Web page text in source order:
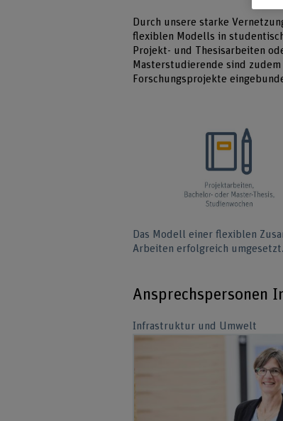
Durch unsere starke
flexiblen Modells in
Projekt- und Thesisarbeiten
Masterstudierende sind
Forschungsprojekte
Das Modell einer flexiblen
Arbeiten erfolgreich umgesetzt.
Ansprechspersonen
Infrastruktur und Umwelt